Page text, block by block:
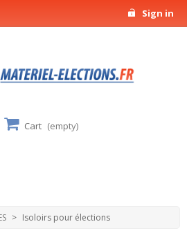
Sign in
Cart (empty)
> Isoloirs pour élections